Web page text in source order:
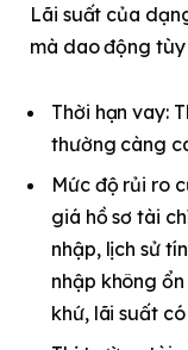
Lãi suất của
mà dao động
Thời hạn vay:
thường càng
Mức độ rủi ro
giá hồ sơ tài
nhập, lịch sử
nhập không
khứ, lãi suất